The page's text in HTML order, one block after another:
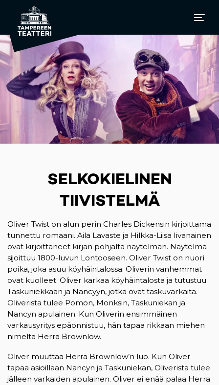
SELKOKIELINEN
TIIVISTELMÄ
Oliver Twist on alun perin Charles Dickensin kirjoittama
tunnettu romaani. Aila Lavaste ja Hilkka-Liisa Iivanainen
ovat kirjoittaneet kirjan pohjalta näytelmän. Näytelmä
sijoittuu 1800-luvun Lontooseen. Oliver Twist on nuori
poika, joka asuu köyhäintalossa. Oliverin vanhemmat
ovat kuolleet. Oliver karkaa köyhäintalosta ja tutustuu
Taskuniekkaan ja Nancyyn, jotka ovat taskuvarkaita.
Oliverista tulee Pomon, Monksin, Taskuniekan ja
Nancyn apulainen. Kun Oliverin ensimmäinen
varkausyritys epäonnistuu, hän tapaa rikkaan miehen
nimeltä Herra Brownlow.
Oliver muuttaa Herra Brownlow’n luo. Kun Oliver
tapaa asioillaan Nancyn ja Taskuniekan, Oliverista tulee
jälleen varkaiden apulainen. Oliver ei enää palaa Herra